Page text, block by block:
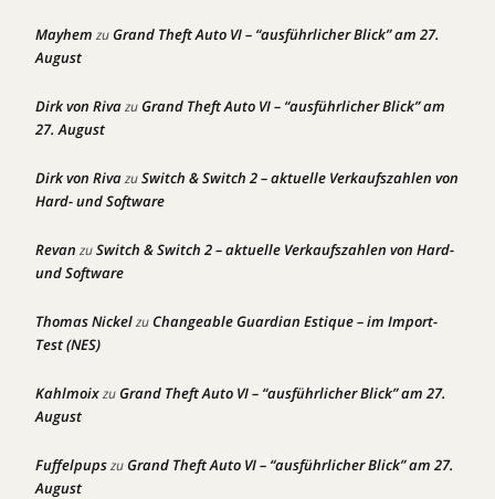
Mayhem zuGrand Theft Auto VI – “ausführlicher Blick” am 27.
August
Dirk von RivazuGrand Theft Auto VI – “ausführlicher Blick” am
27. August
Dirk von RivazuSwitch & Switch 2 – aktuelle Verkaufszahlen von
Hard- und Software
Revan zuSwitch & Switch 2 – aktuelle Verkaufszahlen von Hard-
und Software
Thomas NickelzuChangeable Guardian Estique – im Import-
Test (NES)
KahlmoixzuGrand Theft Auto VI – “ausführlicher Blick” am 27.
August
FuffelpupszuGrand Theft Auto VI – “ausführlicher Blick” am 27.
August